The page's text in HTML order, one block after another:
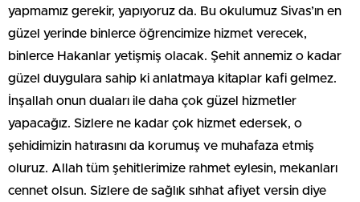
yapmamız gerekir, yapıyoruz da. Bu okulumuz Sivas’ın en
güzel yerinde binlerce öğrencimize hizmet verecek,
binlerce Hakanlar yetişmiş olacak. Şehit annemiz o kadar
güzel duygulara sahip ki anlatmaya kitaplar kafi gelmez.
İnşallah onun duaları ile daha çok güzel hizmetler
yapacağız. Sizlere ne kadar çok hizmet edersek, o
şehidimizin hatırasını da korumuş ve muhafaza etmiş
oluruz. Allah tüm şehitlerimize rahmet eylesin, mekanları
cennet olsun. Sizlere de sağlık sıhhat afiyet versin diye